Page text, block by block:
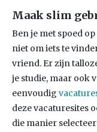
Maak slim
Ben je met spoed
niet om iets te
vriend. Er zijn
je studie, maar ook
eenvoudig
deze vacaturesites
die manier